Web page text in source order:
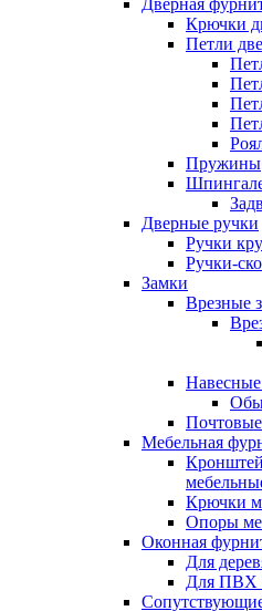
Дверная
Крючки
Петли
Пружины
Дверные ручки
Ручки
Ручки-
Замки
Врезные
Мебельная
Крючки
Опоры
Оконная
Для
Для ПВХ